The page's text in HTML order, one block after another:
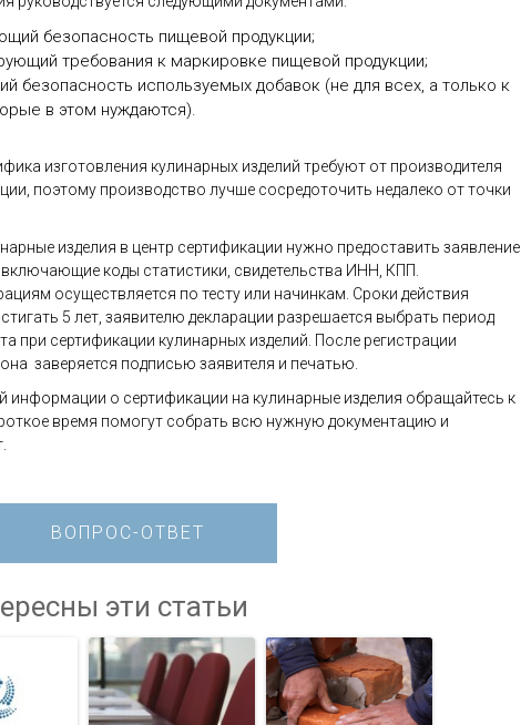
безопасность пищевой продукции;
требования к маркировке пищевой продукции;
безопасность используемых добавок (не для всех, а только к
в этом нуждаются).
изготовления кулинарных изделий требуют от производителя
поэтому производство лучше сосредоточить недалеко от точки
изделия в центр сертификации нужно предоставить заявление
коды статистики, свидетельства ИНН, КПП.
осуществляется по тесту или начинкам. Сроки действия
5 лет, заявителю декларации разрешается выбрать период
при сертификации кулинарных изделий. После регистрации
заверяется подписью заявителя и печатью.
информации о сертификации на кулинарные изделия обращайтесь к
время помогут собрать всю нужную документацию и
ВОПРОС-ОТВЕТ
эти статьи